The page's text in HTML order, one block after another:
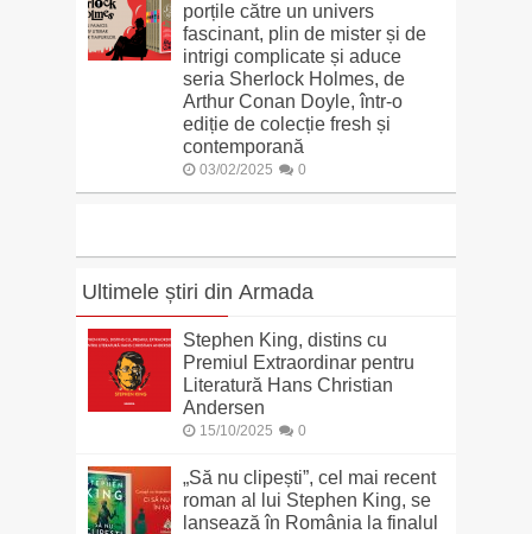
porțile către un univers
fascinant, plin de mister și de
intrigi complicate și aduce
seria Sherlock Holmes, de
Arthur Conan Doyle, într-o
ediție de colecție fresh și
contemporană
03/02/2025 0
Ultimele știri din Armada
Stephen King, distins cu
Premiul Extraordinar pentru
Literatură Hans Christian
Andersen
15/10/2025 0
„Să nu clipești”, cel mai recent
roman al lui Stephen King, se
lansează în România la finalul